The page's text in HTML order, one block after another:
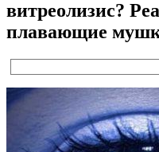
витреолизис?
плавающие